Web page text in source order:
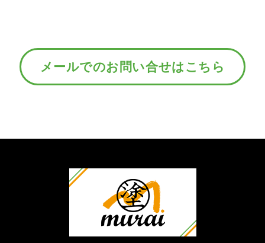
メールでのお問い合せはこちら